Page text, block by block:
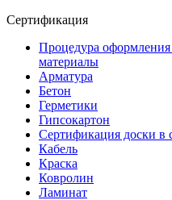
Сертификация
Процедура оформления
материалы
Арматура
Бетон
Герметики
Гипсокартон
Сертификация доски
Кабель
Краска
Ковролин
Ламинат